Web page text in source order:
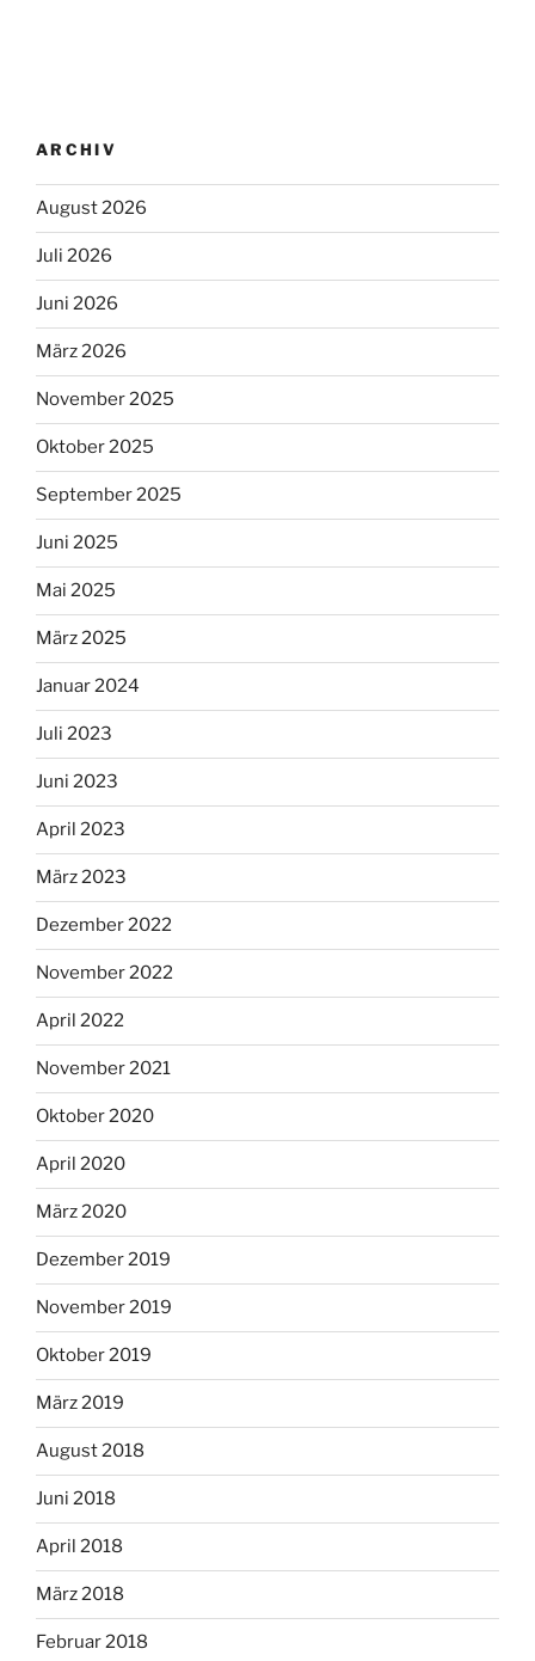
ARCHIV
August 2026
Juli 2026
Juni 2026
März 2026
November 2025
Oktober 2025
September 2025
Juni 2025
Mai 2025
März 2025
Januar 2024
Juli 2023
Juni 2023
April 2023
März 2023
Dezember 2022
November 2022
April 2022
November 2021
Oktober 2020
April 2020
März 2020
Dezember 2019
November 2019
Oktober 2019
März 2019
August 2018
Juni 2018
April 2018
März 2018
Februar 2018